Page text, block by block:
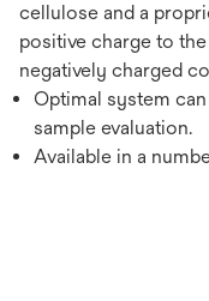
cellulose and a
positive charge to
negatively charged
Optimal system
sample evaluation.
Available in a